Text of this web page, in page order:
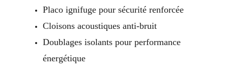
Placo ignifuge pour sécurité renforcée
Cloisons acoustiques anti-bruit
Doublages isolants pour performance
énergétique